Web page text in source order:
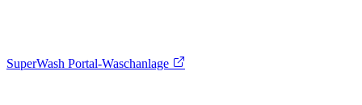
SuperWash Portal-Waschanlage